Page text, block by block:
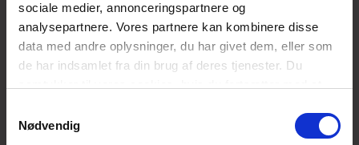
sociale medier, annonceringspartnere og
analysepartnere. Vores partnere kan kombinere disse
data med andre oplysninger, du har givet dem, eller som
de har indsamlet fra din brug af deres tjenester. Du
Nødvendig